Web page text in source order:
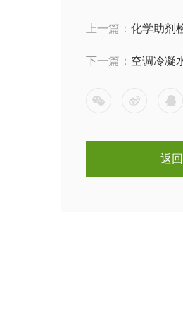
上一篇： 化学助剂
安全的关键步骤
下一篇： 空调冷凝
准
返